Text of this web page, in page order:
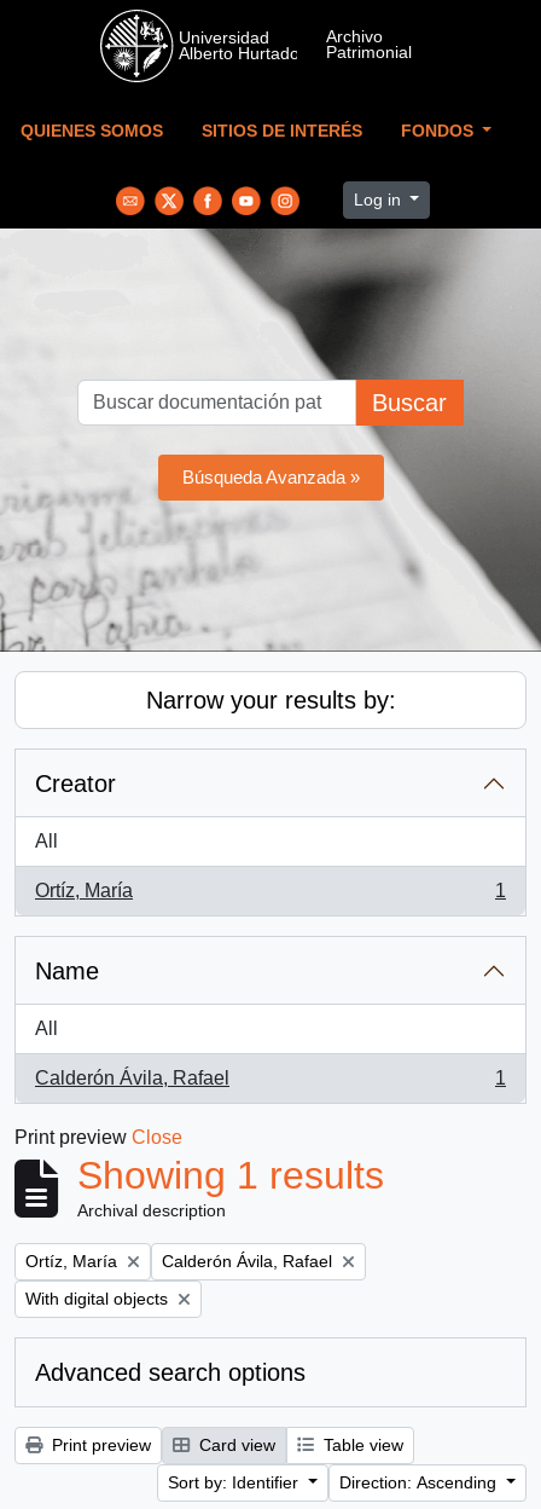
Skip to main content
QUIENES SOMOS SITIOS DE INTERÉS FONDOS
Log in
Buscar
Búsqueda Avanzada »
Narrow your results by:
Creator
All
Ortíz, María
, 1 results
1
Name
All
Calderón Ávila, Rafael
, 1 results
1
Print preview Close
Showing 1 results
Archival description
Remove filter:
Ortíz, María Remove filter:
Calderón Ávila, Rafael
Remove filter:
With digital objects
Advanced search options
Print preview Card view
Table view
Sort by: Identifier
Direction: Ascending